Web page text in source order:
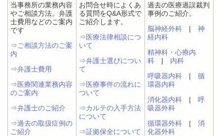
当事務所の業務内容
やご相談方法。弁護
士費用などのご案内
です
⇒ご相談方法のご案
内
⇒弁護士費用
⇒医療関連業務内容
のご案内
⇒弁護士のご紹介
⇒過去の取扱症例の
ご紹介
お問合せ時によくあ
る質問をQ&A形式で
ご紹介します。
⇒医療法律相談につ
いて
⇒弁護士選びについ
て
⇒医療事件の流れに
ついて
⇒カルテの入手方法
について
⇒証拠保全について
過去の医療過誤裁判
事例のご紹介。
脳神経外科 | 神
経内科
精神科・心療内
科 | 内科
呼吸器内科 | 循
環器内科
消化器内科 | 呼
吸器外科
循環器外科 | 消
化器外科